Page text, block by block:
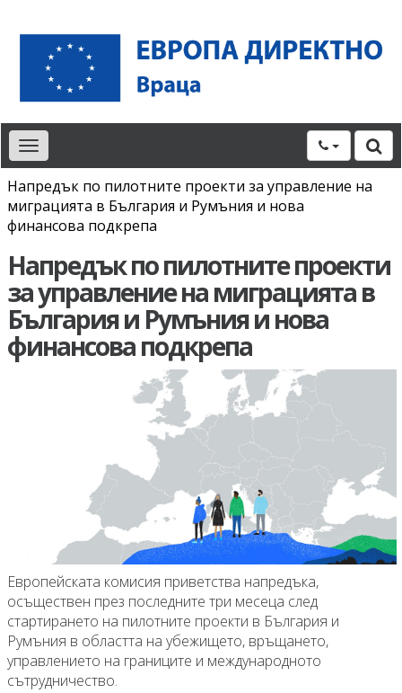
Toggle
navigation
Напредък по пилотните проекти за управление на
миграцията в България и Румъния и нова
финансова подкрепа
Напредък по пилотните проекти
за управление на миграцията в
България и Румъния и нова
финансова подкрепа
Европейската комисия приветства напредъка,
осъществен през последните три месеца след
стартирането на пилотните проекти в България и
Румъния в областта на убежището, връщането,
управлението на границите и международното
сътрудничество.